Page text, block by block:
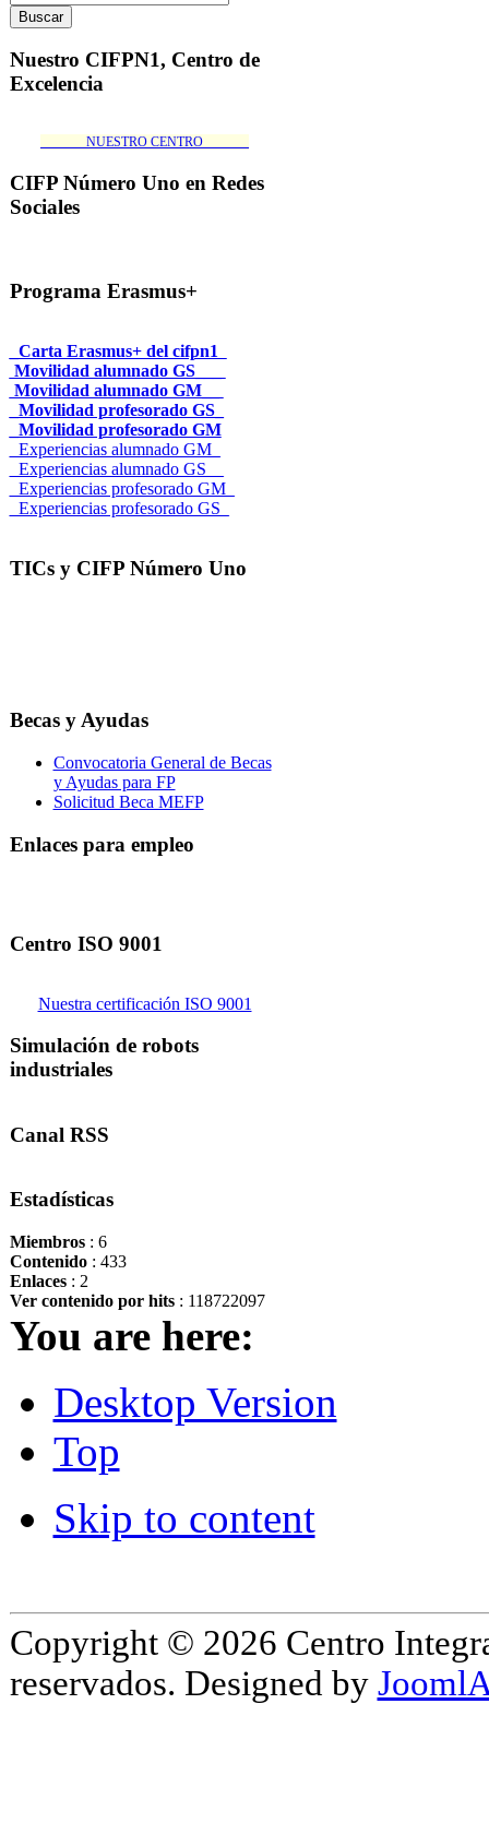
Nuestro CIFPN1, Centro de
Excelencia
_______NUESTRO CENTRO_______
CIFP Número Uno en Redes
Sociales
Programa Erasmus+
_Carta Erasmus+ del cifpn1
Movilidad alumnado GS___
Movilidad alumnado GM__
_Movilidad profesorado GS_
_Movilidad profesorado GM
_Experiencias alumnado GM_
_Experiencias alumnado GS__
_Experiencias profesorado GM_
_Experiencias profesorado GS_
TICs y CIFP Número Uno
Becas y Ayudas
Convocatoria General de Becas
y Ayudas para FP
Solicitud Beca MEFP
Enlaces para empleo
Centro ISO 9001
Nuestra certificación ISO 9001
Simulación de robots
industriales
Canal RSS
Estadísticas
Miembros: 6
Contenido: 433
Enlaces: 2
Ver contenido por hits: 118722097
You are here:
Desktop Version
Top
Skip to content
Copyright © 2026 Centro
reservados. Designed by